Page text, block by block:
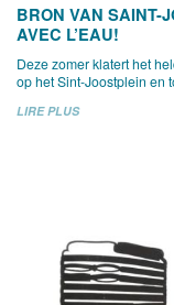
BRON VAN SAINT-
AVEC L’EAU!
Deze zomer klatert het
op het Sint-Joostplein en
LIRE PLUS